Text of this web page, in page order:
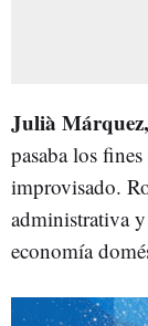
Julià Márquez,
pasaba los
improvisado.
administrativa
economía